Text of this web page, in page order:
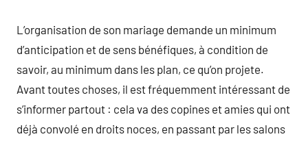
L’organisation de son mariage demande un minimum
d’anticipation et de sens bénéfiques, à condition de
savoir, au minimum dans les plan, ce qu’on projete.
Avant toutes choses, il est fréquemment intéressant de
s’informer partout : cela va des copines et amies qui ont
déjà convolé en droits noces, en passant par les salons